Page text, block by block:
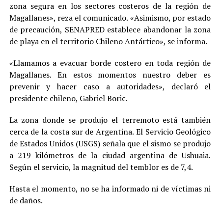
zona segura en los sectores costeros de la región de
Magallanes», reza el comunicado. «Asimismo, por estado
de precaución, SENAPRED establece abandonar la zona
de playa en el territorio Chileno Antártico», se informa.
«Llamamos a evacuar borde costero en toda región de
Magallanes. En estos momentos nuestro deber es
prevenir y hacer caso a autoridades», declaró el
presidente chileno, Gabriel Boric.
La zona donde se produjo el terremoto está también
cerca de la costa sur de Argentina. El Servicio Geológico
de Estados Unidos (USGS) señala que el sismo se produjo
a 219 kilómetros de la ciudad argentina de Ushuaia.
Según el servicio, la magnitud del temblor es de 7,4.
Hasta el momento, no se ha informado ni de víctimas ni
de daños.